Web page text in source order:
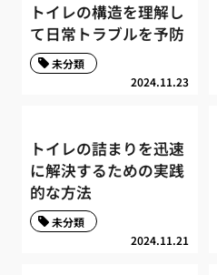
トイレの構造を理解し
て日常トラブルを予防
2024.11.23
未分類
トイレの詰まりを迅速
に解決するための実践
的な方法
2024.11.21
未分類